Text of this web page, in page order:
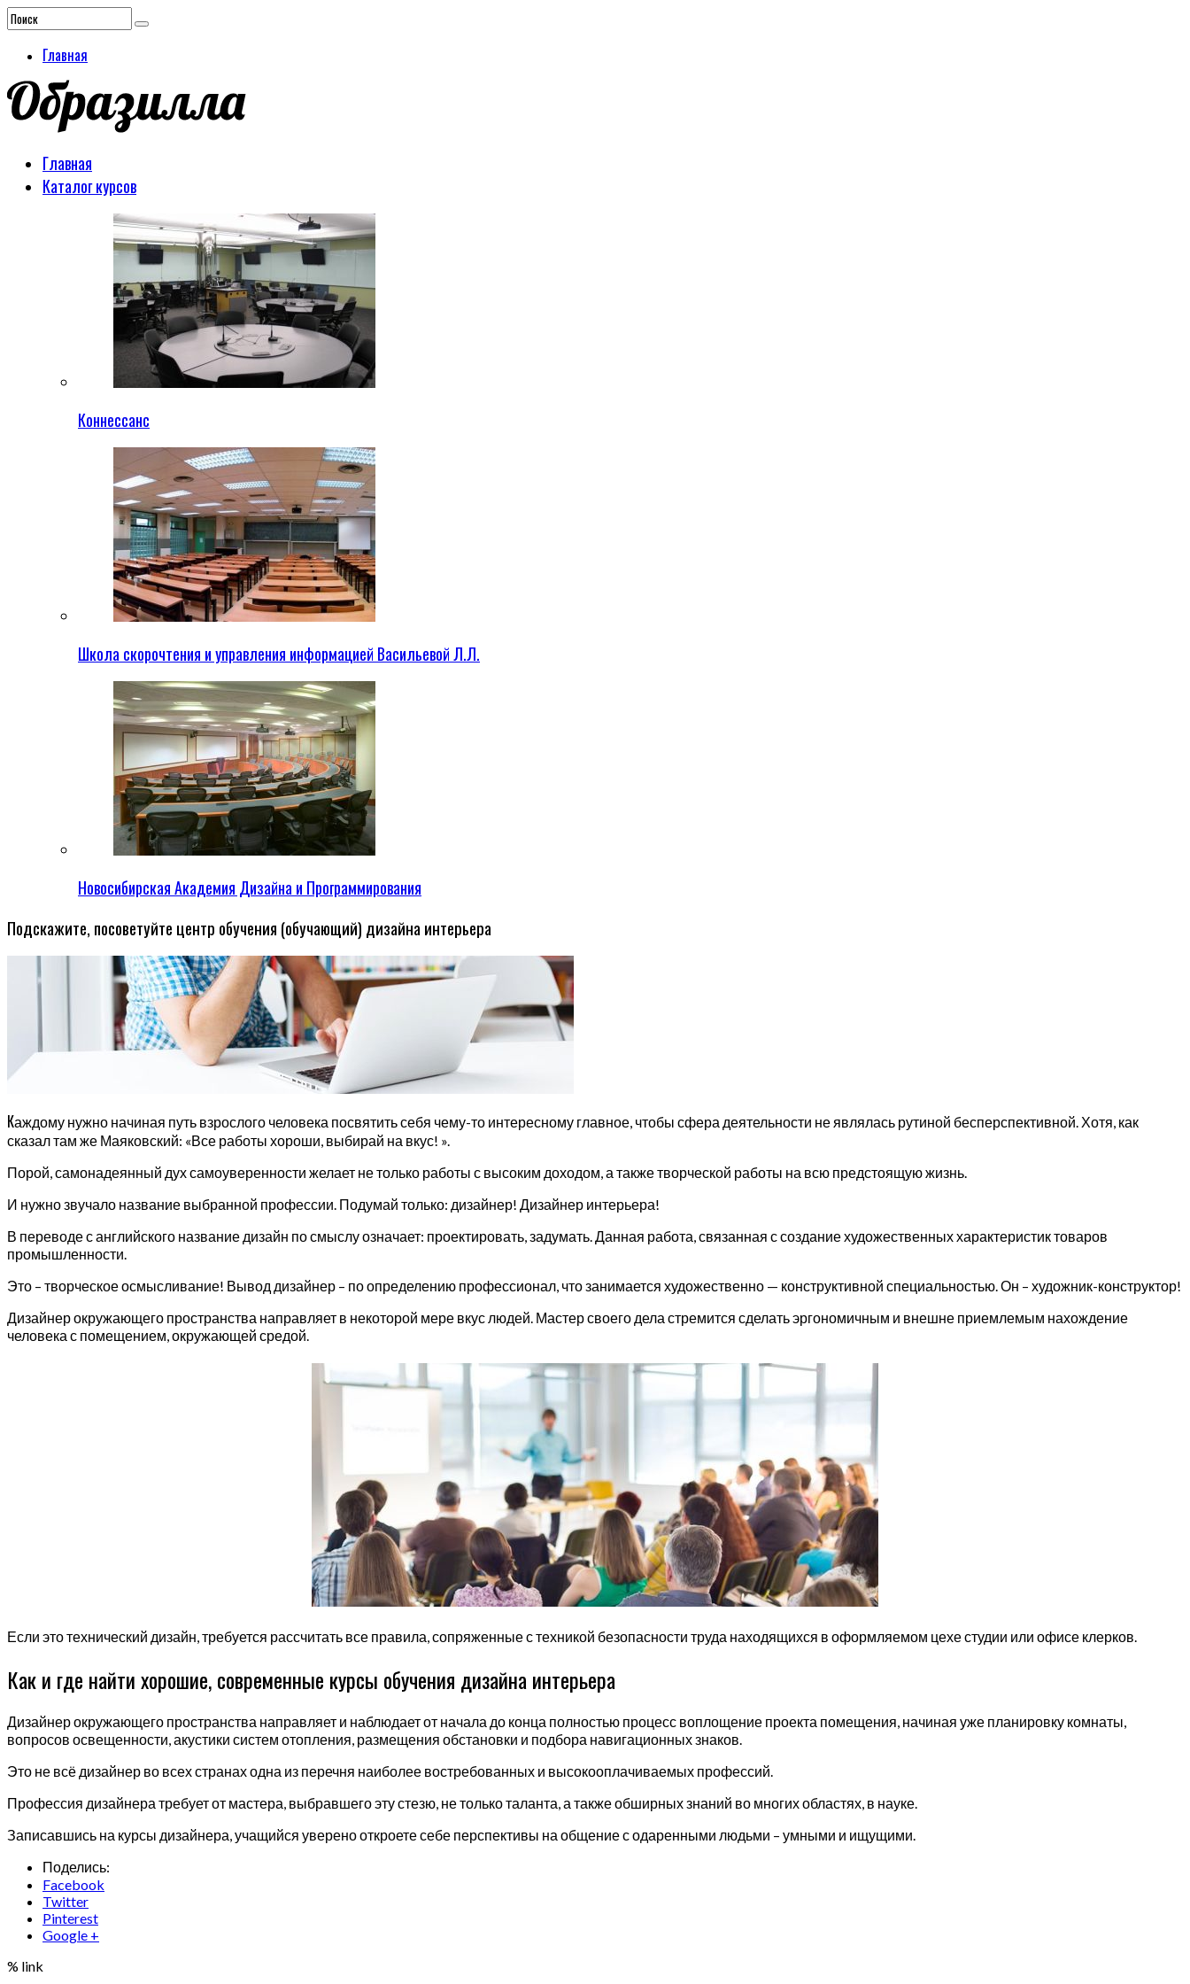
Главная
Главная
Каталог курсов
Коннессанс
Школа скорочтения и управления информацией Васильевой Л.Л.
Новосибирская Академия Дизайна и Программирования
Подскажите, посоветуйте центр обучения (обучающий) дизайна интерьера
Каждому нужно начиная путь взрослого человека посвятить себя чему-то интересному главное, чтобы сфера деятельности не являлась рутиной бесперспективной. Хотя, как
сказал там же Маяковский: «Все работы хороши, выбирай на вкус! ».
Порой, самонадеянный дух самоуверенности желает не только работы с высоким доходом, а также творческой работы на всю предстоящую жизнь.
И нужно звучало название выбранной профессии. Подумай только: дизайнер! Дизайнер интерьера!
В переводе с английского название дизайн по смыслу означает: проектировать, задумать. Данная работа, связанная с создание художественных характеристик товаров
промышленности.
Это – творческое осмысливание! Вывод дизайнер – по определению профессионал, что занимается художественно — конструктивной специальностью. Он – художник-конструктор!
Дизайнер окружающего пространства направляет в некоторой мере вкус людей. Мастер своего дела стремится сделать эргономичным и внешне приемлемым нахождение
человека с помещением, окружающей средой.
Если это технический дизайн, требуется рассчитать все правила, сопряженные с техникой безопасности труда находящихся в оформляемом цехе студии или офисе клерков.
Как и где найти хорошие, современные курсы обучения дизайна интерьера
Дизайнер окружающего пространства направляет и наблюдает от начала до конца полностью процесс воплощение проекта помещения, начиная уже планировку комнаты,
вопросов освещенности, акустики систем отопления, размещения обстановки и подбора навигационных знаков.
Это не всё дизайнер во всех странах одна из перечня наиболее востребованных и высокооплачиваемых профессий.
Профессия дизайнера требует от мастера, выбравшего эту стезю, не только таланта, а также обширных знаний во многих областях, в науке.
Записавшись на курсы дизайнера, учащийся уверено откроете себе перспективы на общение с одаренными людьми – умными и ищущими.
Поделись:
Facebook
Twitter
Pinterest
Google +
% link